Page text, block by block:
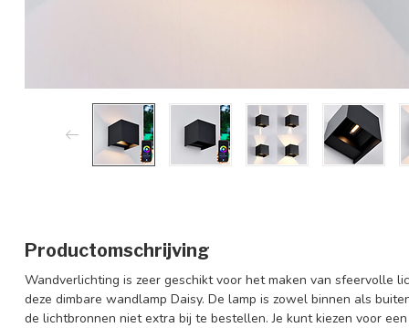
Productomschrijving
Wandverlichting is zeer geschikt voor het maken van sfeervolle
deze dimbare wandlamp Daisy. De lamp is zowel binnen als
de lichtbronnen niet extra bij te bestellen. Je kunt kiezen voor